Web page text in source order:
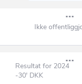
Ikke
Resultat for 2024
-30' DKK